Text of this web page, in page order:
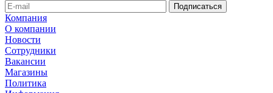
Компания
О компании
Новости
Сотрудники
Вакансии
Магазины
Политика